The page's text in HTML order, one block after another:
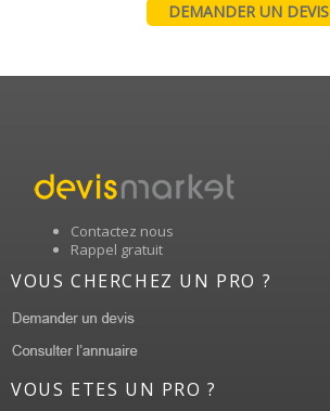
DEMANDER UN DEVIS
Contactez nous
Rappel gratuit
VOUS CHERCHEZ UN PRO ?
VOUS ETES UN PRO ?